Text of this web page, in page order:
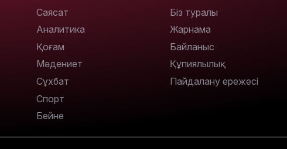
Саясат
Аналитика
Қоғам
Мәдениет
Сұхбат
Спорт
Бейне
Біз туралы
Жарнама
Байланыс
Құпиялылық
Пайдалану ережесі